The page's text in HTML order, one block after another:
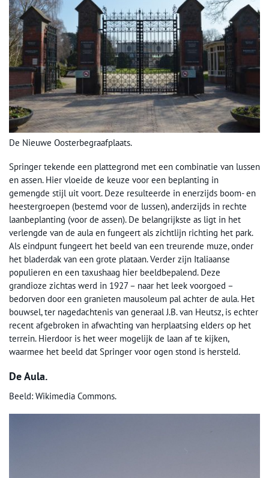
De Nieuwe Oosterbegraafplaats.
Springer tekende een plattegrond met een combinatie van lussen
en assen. Hier vloeide de keuze voor een beplanting in
gemengde stijl uit voort. Deze resulteerde in enerzijds boom- en
heestergroepen (bestemd voor de lussen), anderzijds in rechte
laanbeplanting (voor de assen). De belangrijkste as ligt in het
verlengde van de aula en fungeert als zichtlijn richting het park.
Als eindpunt fungeert het beeld van een treurende muze, onder
het bladerdak van een grote plataan. Verder zijn Italiaanse
populieren en een taxushaag hier beeldbepalend. Deze
grandioze zichtas werd in 1927 – naar het leek voorgoed –
bedorven door een granieten mausoleum pal achter de aula. Het
bouwsel, ter nagedachtenis van generaal J.B. van Heutsz, is echter
recent afgebroken in afwachting van herplaatsing elders op het
terrein. Hierdoor is het weer mogelijk de laan af te kijken,
waarmee het beeld dat Springer voor ogen stond is hersteld.
De Aula.
Beeld: Wikimedia Commons.